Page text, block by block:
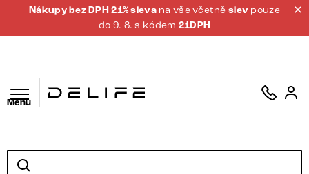
Nákupy bez DPH 21% sleva na vše včetněslev pouze
do 9. 8. s kódem 21DPH
Menu